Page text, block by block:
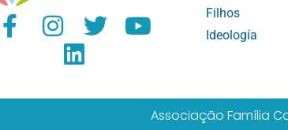
Filhos
Ideología
Associação Família